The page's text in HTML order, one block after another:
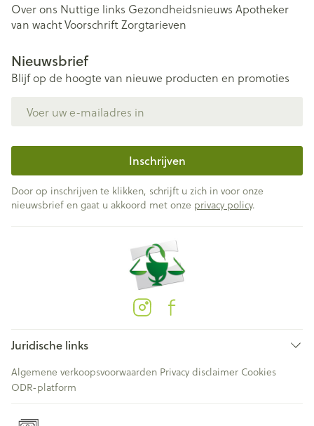
Over ons Nuttige links Gezondheidsnieuws Apotheker
van wachtVoorschriftZorgtarieven
Nieuwsbrief
Blijf op de hoogte van nieuwe producten en promoties
Inschrijven
Door op inschrijven te klikken, schrijft u zich in voor onze
nieuwsbrief en gaat u akkoord met onze privacy policy.
Juridische links
Algemene verkoopsvoorwaarden Privacy disclaimer Cookies
ODR-platform